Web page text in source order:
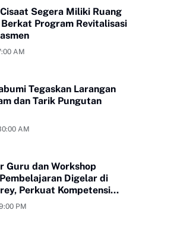
Segera Miliki Ruang
Program Revitalisasi
AM
Tegaskan Larangan
dan Tarik Pungutan
AM
Guru dan Workshop
Digelar di
Perkuat Kompetensi
PM